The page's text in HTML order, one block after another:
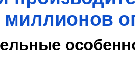
миллионов